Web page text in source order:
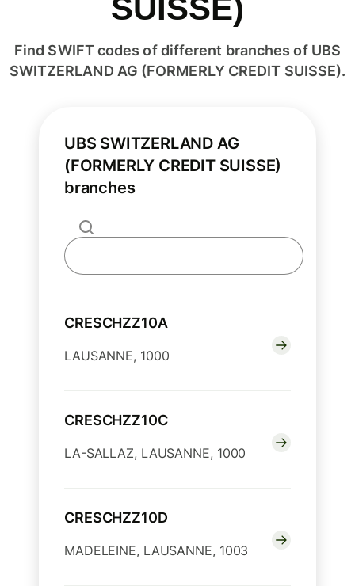
SUISSE)
Find SWIFT codes of different branches of UBS
SWITZERLAND AG (FORMERLY CREDIT SUISSE).
UBS SWITZERLAND AG
(FORMERLY CREDIT SUISSE)
branches
CRESCHZZ10A
LAUSANNE, 1000
CRESCHZZ10C
LA-SALLAZ, LAUSANNE, 1000
CRESCHZZ10D
MADELEINE, LAUSANNE, 1003